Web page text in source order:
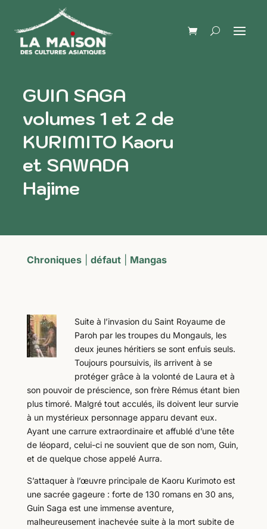
GUIN SAGA
volumes 1 et 2 de
KURIMITO Kaoru
et SAWADA
Hajime
Chroniques| défaut| Mangas
Suite à l’invasion du Saint Royaume de
Paroh par les troupes du Mongauls, les
deux jeunes héritiers se sont enfuis seuls.
Toujours poursuivis, ils arrivent à se
protéger grâce à la volonté de Laura et à
son pouvoir de préscience, son frère Rémus étant bien
plus timoré. Malgré tout acculés, ils doivent leur survie
à un mystérieux personnage apparu devant eux.
Ayant une carrure extraordinaire et affublé d’une tête
de léopard, celui-ci ne souvient que de son nom, Guin,
et de quelque chose appelé Aurra.
S’attaquer à l’œuvre principale de Kaoru Kurimoto est
une sacrée gageure : forte de 130 romans en 30 ans,
Guin Saga est une immense aventure,
malheureusement inachevée suite à la mort subite de